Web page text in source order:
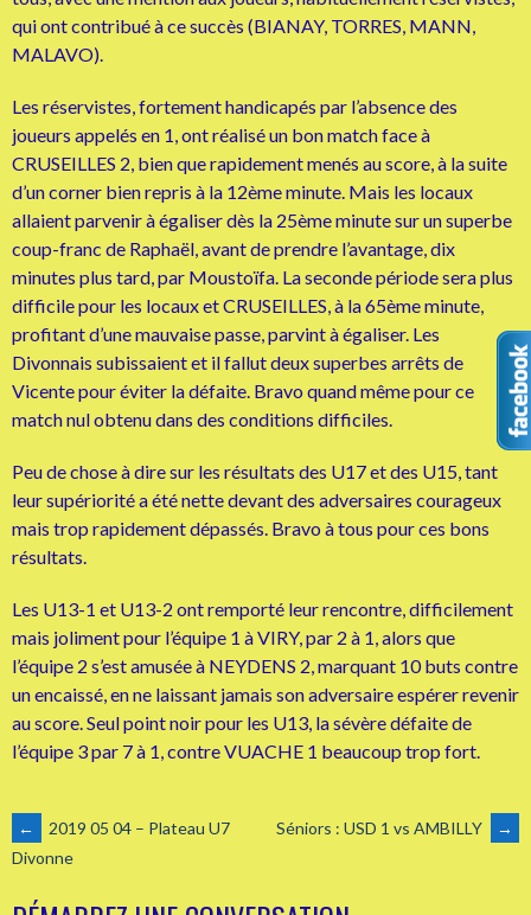
qui ont contribué à ce succès (BIANAY, TORRES, MANN,
MALAVO).
Les réservistes, fortement handicapés par l’absence des
joueurs appelés en 1, ont réalisé un bon match face à
CRUSEILLES 2, bien que rapidement menés au score, à la suite
d’un corner bien repris à la 12ème minute. Mais les locaux
allaient parvenir à égaliser dès la 25ème minute sur un superbe
coup-franc de Raphaël, avant de prendre l’avantage, dix
minutes plus tard, par Moustoïfa. La seconde période sera plus
difficile pour les locaux et CRUSEILLES, à la 65ème minute,
profitant d’une mauvaise passe, parvint à égaliser. Les
Divonnais subissaient et il fallut deux superbes arrêts de
Vicente pour éviter la défaite. Bravo quand même pour ce
match nul obtenu dans des conditions difficiles.
Peu de chose à dire sur les résultats des U17 et des U15, tant
leur supériorité a été nette devant des adversaires courageux
mais trop rapidement dépassés. Bravo à tous pour ces bons
résultats.
Les U13-1 et U13-2 ont remporté leur rencontre, difficilement
mais joliment pour l’équipe 1 à VIRY, par 2 à 1, alors que
l’équipe 2 s’est amusée à NEYDENS 2, marquant 10 buts contre
un encaissé, en ne laissant jamais son adversaire espérer revenir
au score. Seul point noir pour les U13, la sévère défaite de
l’équipe 3 par 7 à 1, contre VUACHE 1 beaucoup trop fort.
NAVIGATION
←
2019 05 04 – Plateau U7
Divonne
Séniors : USD 1 vs AMBILLY →